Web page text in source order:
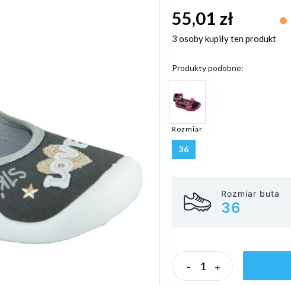
55,01 zł
3 osobykupiły ten produkt
Produkty podobne:
Rozmiar
36
Rozmiar buta
36
- +